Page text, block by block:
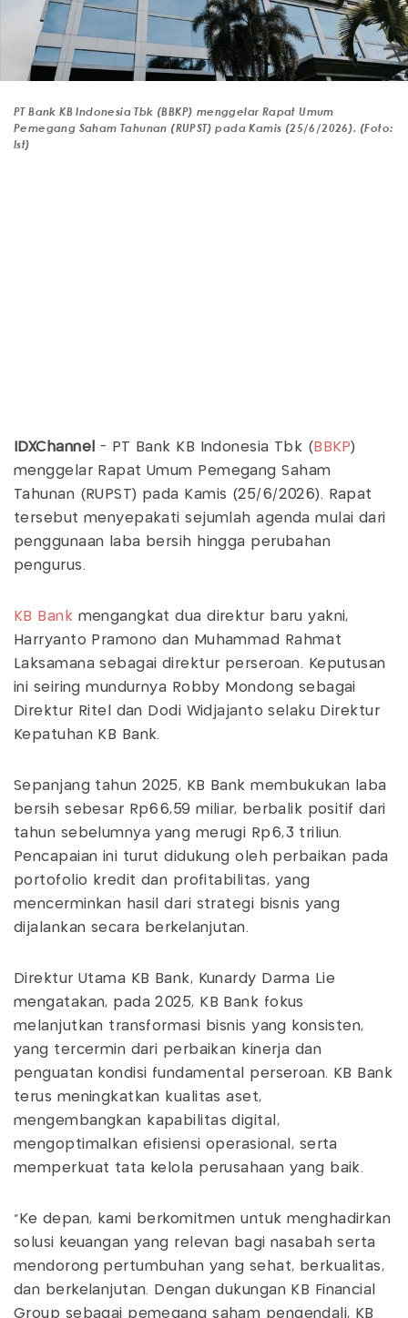
PT Bank KB Indonesia Tbk (BBKP) menggelar Rapat Umum
Pemegang Saham Tahunan (RUPST) pada Kamis (25/6/2026). (Foto:
Ist)
IDXChannel - PT Bank KB Indonesia Tbk ( BBKP)
menggelar Rapat Umum Pemegang Saham
Tahunan (RUPST) pada Kamis (25/6/2026). Rapat
tersebut menyepakati sejumlah agenda mulai dari
penggunaan laba bersih hingga perubahan
pengurus.
KB Bank mengangkat dua direktur baru yakni,
Harryanto Pramono dan Muhammad Rahmat
Laksamana sebagai direktur perseroan. Keputusan
ini seiring mundurnya Robby Mondong sebagai
Direktur Ritel dan Dodi Widjajanto selaku Direktur
Kepatuhan KB Bank.
Sepanjang tahun 2025, KB Bank membukukan laba
bersih sebesar Rp66,59 miliar, berbalik positif dari
tahun sebelumnya yang merugi Rp6,3 triliun.
Pencapaian ini turut didukung oleh perbaikan pada
portofolio kredit dan profitabilitas, yang
mencerminkan hasil dari strategi bisnis yang
dijalankan secara berkelanjutan.
Direktur Utama KB Bank, Kunardy Darma Lie
mengatakan, pada 2025, KB Bank fokus
melanjutkan transformasi bisnis yang konsisten,
yang tercermin dari perbaikan kinerja dan
penguatan kondisi fundamental perseroan. KB Bank
terus meningkatkan kualitas aset,
mengembangkan kapabilitas digital,
mengoptimalkan efisiensi operasional, serta
memperkuat tata kelola perusahaan yang baik.
"Ke depan, kami berkomitmen untuk menghadirkan
solusi keuangan yang relevan bagi nasabah serta
mendorong pertumbuhan yang sehat, berkualitas,
dan berkelanjutan. Dengan dukungan KB Financial
Group sebagai pemegang saham pengendali, KB